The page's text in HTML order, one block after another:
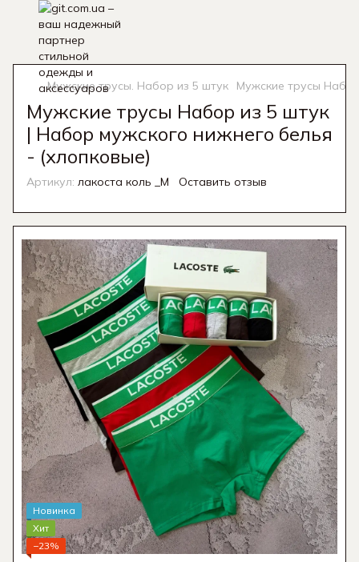
Мужские трусы. Набор из 5 штук Мужские трусы
Мужские трусы Набор из 5 штук
| Набор мужского нижнего белья
- (хлопковые)
Артикул: лакоста коль _M Оставить отзыв
Новинка
Хит
−23%